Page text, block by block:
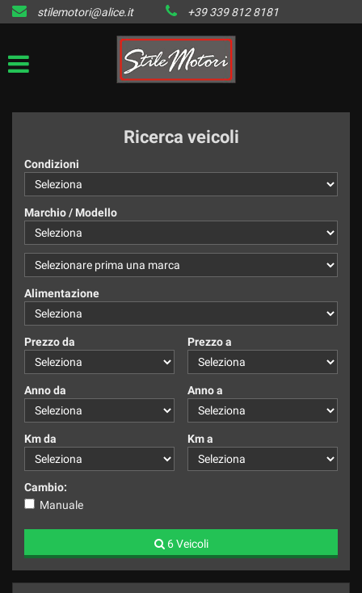
HOME
LISTA VEICOLI DISPONIBILI
IL VENDUTO
CONTATTI
stilemotori@alice.it +39 339 812 8181
Ricerca veicoli
Condizioni
Marchio / Modello
Alimentazione
Prezzo da Prezzo a
Anno da Anno a
Km da Km a
Cambio:
Manuale
6 Veicoli